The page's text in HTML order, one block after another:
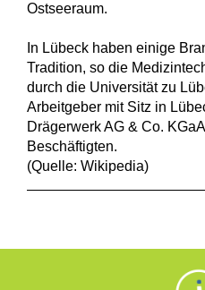
Ostseeraum.
In Lübeck haben einige
Tradition, so die
durch die Universität zu
Arbeitgeber mit Sitz in
Drägerwerk AG & Co.
Beschäftigten.
(Quelle: Wikipedia)